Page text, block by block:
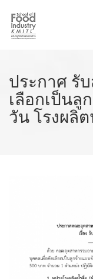
Skip
main
ประกาศ รั
เลือกเป็นลู
วัน โรงผลิ